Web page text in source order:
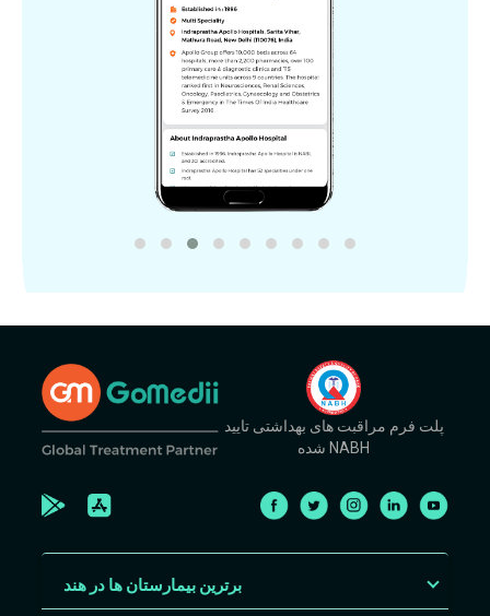
پلت فرم مراقبت های بهداشتی تایید
شده NABH
برترین بیمارستان ها در هند